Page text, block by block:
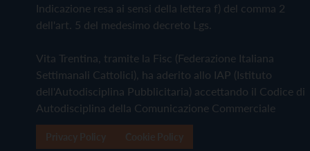
Indicazione resa ai sensi della lettera f) del comma 2
dell'art. 5 del medesimo decreto Lgs.
Vita Trentina, tramite la Fisc (Federazione Italiana
Settimanali Cattolici), ha aderito allo IAP (Istituto
dell'Autodisciplina Pubblicitaria) accettando il Codice di
Autodisciplina della Comunicazione Commerciale